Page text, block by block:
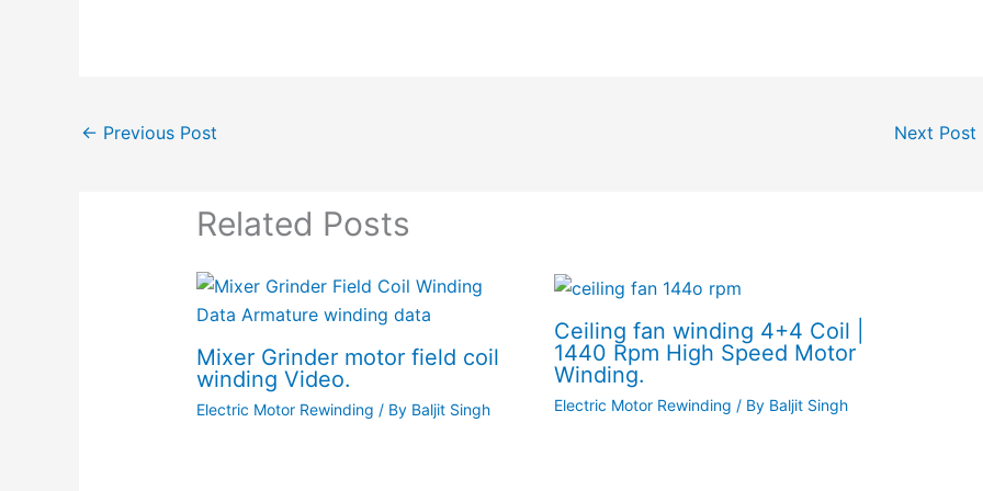
← Previous Post Next Post
Related Posts
Mixer Grinder motor field coil
winding Video.
Electric Motor Rewinding / By Baljit Singh
Ceiling fan winding 4+4 Coil |
1440 Rpm High Speed Motor
Winding.
Electric Motor Rewinding / By Baljit Singh